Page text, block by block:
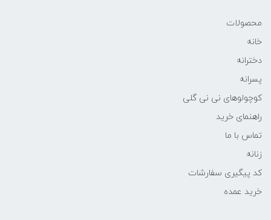
محصولات
خانه
دخترانه
پسرانه
کوچولوهای نی نی گلی
راهنمای خرید
تماس با ما
زنانه
کد پیگیری سفارشات
خرید عمده